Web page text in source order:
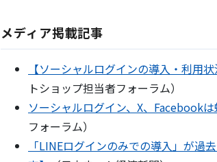
メディア掲載記事
【ソーシャルログインの導入・利用
トショップ担当者フォーラム）
ソーシャルログイン、X、Facebook
フォーラム）
「LINEログインのみでの導入」が過